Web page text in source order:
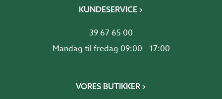
KUNDESERVICE
39 67 65 00
Mandag til fredag 09:00 - 17:00
VORES BUTIKKER